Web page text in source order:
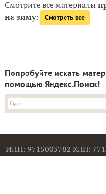
Смотрите все материалы
на зиму: Смотреть все
Попробуйте искать
помощью Яндекс.Поиск!
ИНН: 9715003782 КПП: